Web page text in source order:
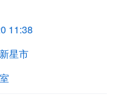
11:38
星市